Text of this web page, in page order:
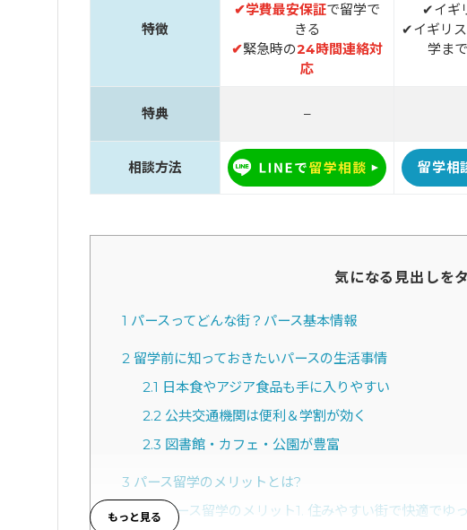
特徴
✔学費最安保証で留学で
きる
✔緊急時の24時間連絡対
応
✔イギ
✔イギリ
学ま
特典 –
相談方法 留学相
気になる見出しを
1 パースってどんな街？パース基本情報
2 留学前に知っておきたいパースの生活事情
2.1 日本食やアジア食品も手に入りやすい
2.2公共交通機関は便利＆学割が効く
2.3 図書館・カフェ・公園が豊富
3 パース留学のメリットとは?
3.1パース留学のメリット1. 住みやすい街で快適でゆ